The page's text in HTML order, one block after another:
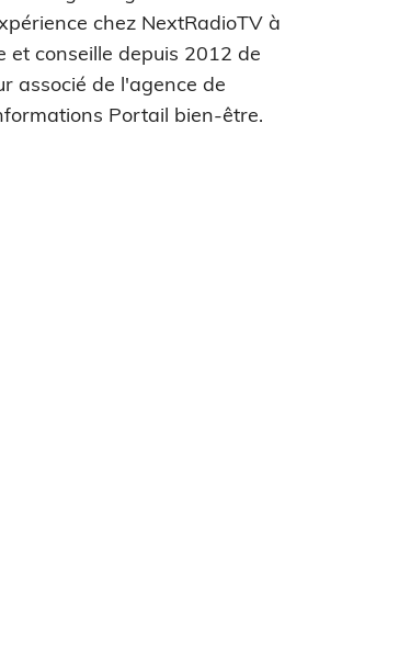
chez NextRadioTV à
et conseille depuis 2012 de
associé de l'agence de
Portail bien-être.